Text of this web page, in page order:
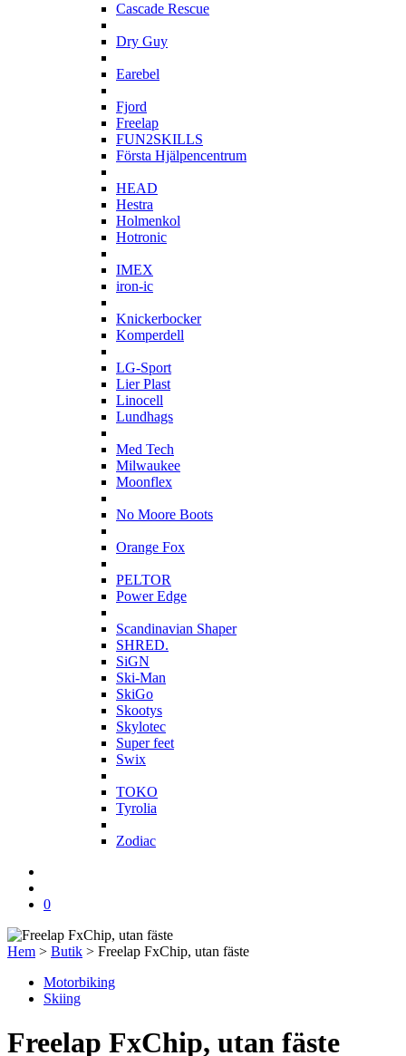
Cascade Rescue
Dry Guy
Earebel
Fjord
Freelap
FUN2SKILLS
Första Hjälpencentrum
HEAD
Hestra
Holmenkol
Hotronic
IMEX
iron-ic
Knickerbocker
Komperdell
LG-Sport
Lier Plast
Linocell
Lundhags
Med Tech
Milwaukee
Moonflex
No Moore Boots
Orange Fox
PELTOR
Power Edge
Scandinavian Shaper
SHRED.
SiGN
Ski-Man
SkiGo
Skootys
Skylotec
Super feet
Swix
TOKO
Tyrolia
Zodiac
0
Hem > Butik > Freelap FxChip, utan fäste
Motorbiking
Skiing
Freelap FxChip, utan fäste